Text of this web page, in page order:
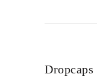
Dropcaps